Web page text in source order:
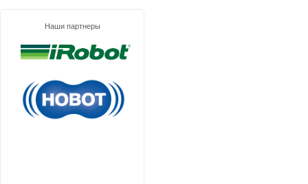
Наши партнеры